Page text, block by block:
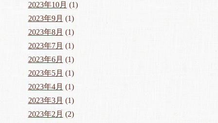
2023年10月 (1)
2023年9月 (1)
2023年8月 (1)
2023年7月 (1)
2023年6月 (1)
2023年5月 (1)
2023年4月 (1)
2023年3月 (1)
2023年2月 (2)